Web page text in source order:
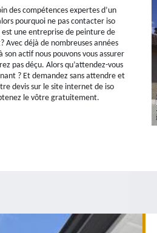
des compétences expertes d’un
pourquoi ne pas contacter iso
une entreprise de peinture de
Avec déjà de nombreuses années
son actif nous pouvons vous assurer
pas déçu. Alors qu’attendez-vous
? Et demandez sans attendre et
devis sur le site internet de iso
le vôtre gratuitement.